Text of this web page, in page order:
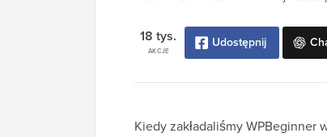
AKCJE
18 tys. Udostępnij
Kiedy zakładaliśmy